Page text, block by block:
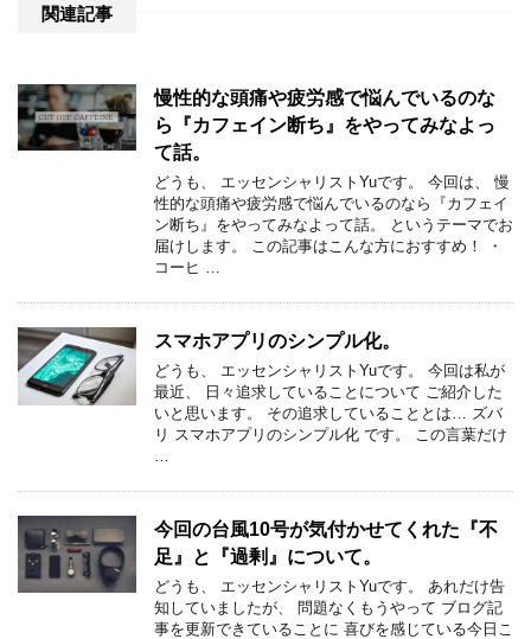
関連記事
慢性的な頭痛や疲労感で悩んでいるのな
ら『カフェイン断ち』をやってみなよっ
て話。
どうも、 エッセンシャリストYuです。 今回は、 慢
性的な頭痛や疲労感で悩んでいるのなら『カフェイ
ン断ち』をやってみなよって話。 というテーマでお
届けします。 この記事はこんな方におすすめ！ ・
コーヒ …
スマホアプリのシンプル化。
どうも、 エッセンシャリストYuです。 今回は私が
最近、 日々追求していることについて ご紹介した
いと思います。 その追求していることとは… ズバ
リ スマホアプリのシンプル化 です。 この言葉だけ
今回の台風10号が気付かせてくれた『不
足』と『過剰』について。
どうも、 エッセンシャリストYuです。 あれだけ告
知していましたが、 問題なくもうやって ブログ記
事を更新できていることに 喜びを感じている今日こ